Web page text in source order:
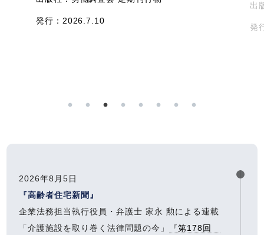
発行：2026.7.10
出
発
2026年8月5日
『高齢者住宅新聞』
企業法務担当執行役員・弁護士 家永 勲による連載
「介護施設を取り巻く法律問題の今」
『第178回